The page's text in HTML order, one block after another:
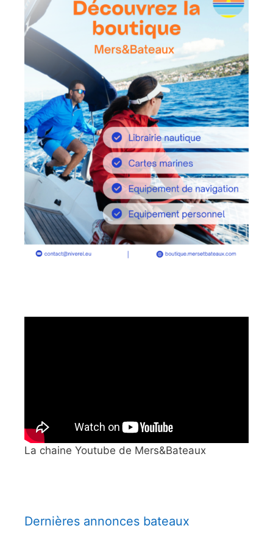
La chaine Youtube de Mers&Bateaux
Dernières annonces bateaux